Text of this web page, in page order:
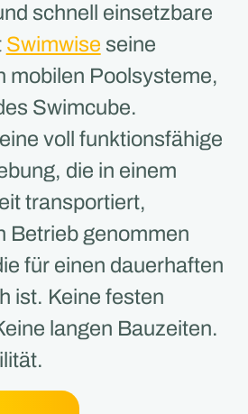
schnell einsetzbare
Swimwise seine
mobilen Poolsysteme,
Swimcube.
voll funktionsfähige
die in einem
transportiert,
Betrieb genommen
für einen dauerhaften
ist. Keine festen
langen Bauzeiten.